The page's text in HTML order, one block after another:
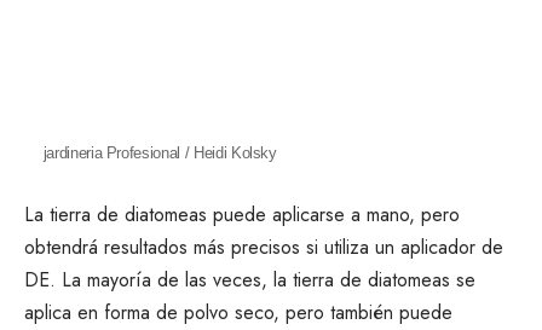
jardineria Profesional / Heidi Kolsky
La tierra de diatomeas puede aplicarse a mano, pero
obtendrá resultados más precisos si utiliza un aplicador de
DE. La mayoría de las veces, la tierra de diatomeas se
aplica en forma de polvo seco, pero también puede